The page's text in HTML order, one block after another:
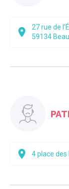
27 rue de
59134
4 place